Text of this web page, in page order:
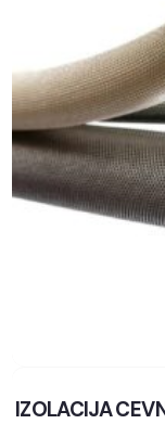
IZOLACIJA